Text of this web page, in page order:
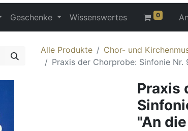
Geschenke Wissenswertes 0
Alle Produkte
Chor- und
Praxis der Chorprobe: Sinfonie Nr.
Praxis
"An